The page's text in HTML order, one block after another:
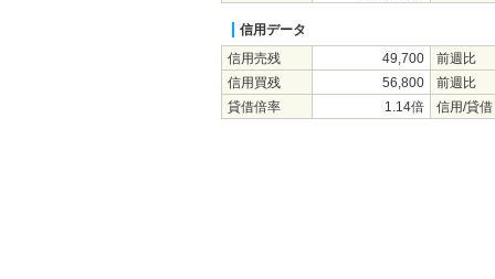
信用データ
信用売残
49,700
前週比
信用買残
56,800
前週比
貸借倍率
1.14倍 信用/貸借